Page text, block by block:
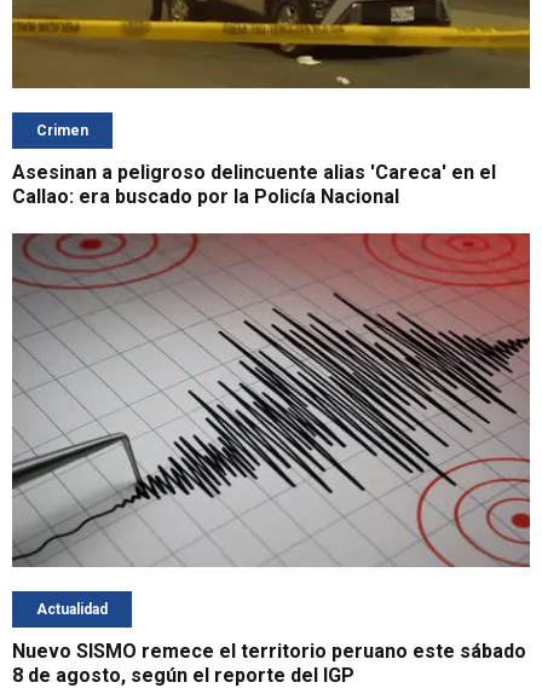
Crimen
Asesinan a peligroso delincuente alias 'Careca' en el
Callao: era buscado por la Policía Nacional
Actualidad
Nuevo SISMO remece el territorio peruano este sábado
8 de agosto, según el reporte del IGP